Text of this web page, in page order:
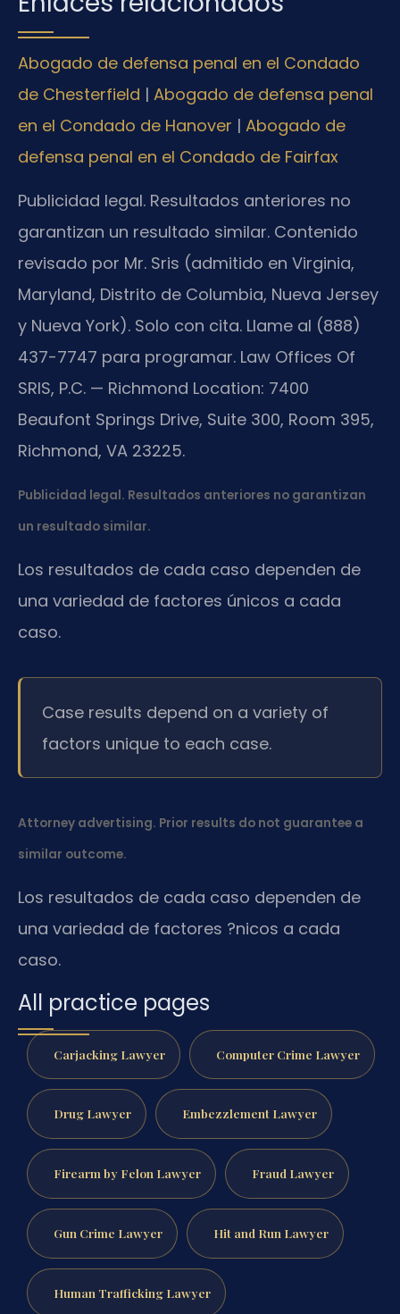
Abogado de defensa penal en el Condado
de Chesterfield | Abogado de defensa penal
en el Condado de Hanover | Abogado de
defensa penal en el Condado de Fairfax
Publicidad legal. Resultados anteriores no
garantizan un resultado similar. Contenido
revisado por Mr. Sris (admitido en Virginia,
Maryland, Distrito de Columbia, Nueva Jersey
y Nueva York). Solo con cita. Llame al (888)
437-7747 para programar. Law Offices Of
SRIS, P.C. — Richmond Location: 7400
Beaufont Springs Drive, Suite 300, Room 395,
Richmond, VA 23225.
Publicidad legal. Resultados anteriores no garantizan
un resultado similar.
Los resultados de cada caso dependen de
una variedad de factores únicos a cada
caso.
Case results depend on a variety of
factors unique to each case.
Attorney advertising. Prior results do not guarantee a
similar outcome.
Los resultados de cada caso dependen de
una variedad de factores ?nicos a cada
caso.
All practice pages
Carjacking Lawyer Computer Crime Lawyer
Drug Lawyer Embezzlement Lawyer
Firearm by Felon Lawyer Fraud Lawyer
Gun Crime Lawyer Hit and Run Lawyer
Human Trafficking Lawyer